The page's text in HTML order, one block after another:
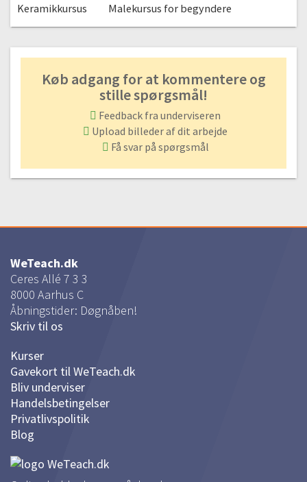
0:57
Keramikkursus Malekursus for begyndere
Køb adgang for at kommentere og
stille spørgsmål!
Feedback fra underviseren
Upload billeder af dit arbejde
Få svar på spørgsmål
WeTeach.dk
Ceres Allé 7 3 3
8000 Aarhus C
Åbningstider: Døgnåben!
Skriv til os
Kurser
Gavekort til WeTeach.dk
Bliv underviser
Handelsbetingelser
Privatlivspolitik
Blog